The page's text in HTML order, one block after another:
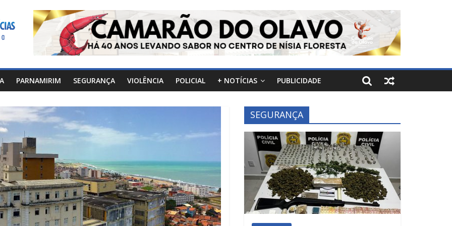
PARNAMIRIM SEGURANÇA VIOLÊNCIA POLICIAL + NOTÍCIAS PUBLICIDADE
SEGURANÇA